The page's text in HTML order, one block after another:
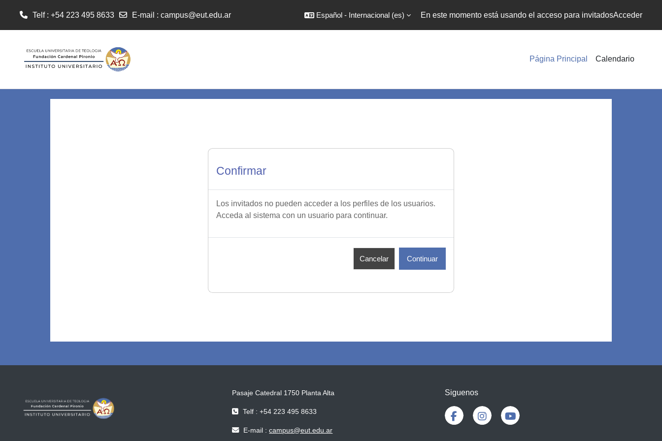
Telf : +54 223 495 8633 E-mail : campus@eut.edu.ar Español - Internacional ‎(es)‎ En este momento está usando el acceso para invitadosAcceder
Página Principal Calendario
Confirmar
Los invitados no pueden acceder a los perfiles de los usuarios.
Acceda al sistema con un usuario para continuar.
Cancelar Continuar
Pasaje Catedral 1750 Planta Alta
Telf : +54 223 495 8633
E-mail :campus@eut.edu.ar
Siguenos